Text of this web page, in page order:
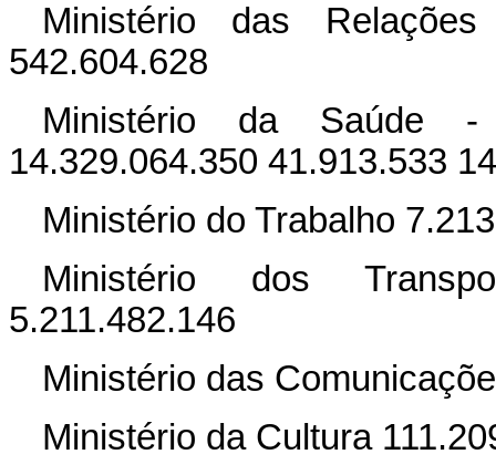
Ministério das
542.604.628
Ministério da Saúde
14.329.064.350 41.913.533
Ministério do Trabalho
Ministério dos
5.211.482.146
Ministério das
Ministério da Cultura